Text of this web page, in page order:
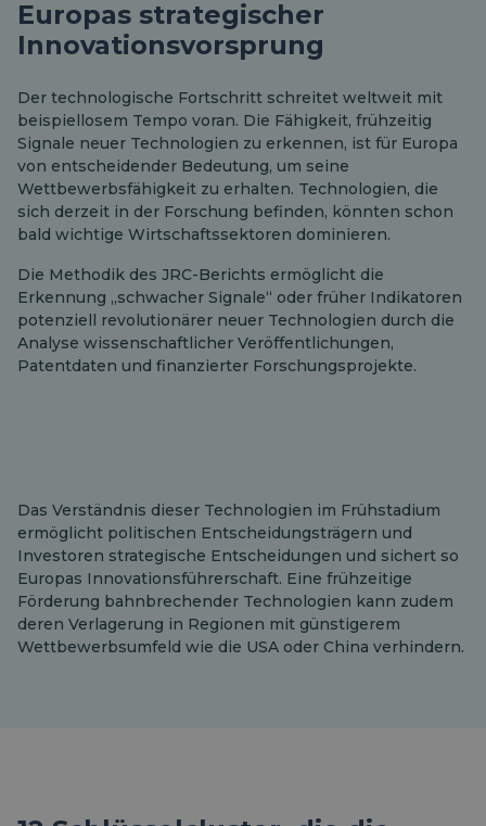
Europas strategischer
Innovationsvorsprung
Der technologische Fortschritt schreitet weltweit mit
beispiellosem Tempo voran. Die Fähigkeit, frühzeitig
Signale neuer Technologien zu erkennen, ist für Europa
von entscheidender Bedeutung, um seine
Wettbewerbsfähigkeit zu erhalten. Technologien, die
sich derzeit in der Forschung befinden, könnten schon
bald wichtige Wirtschaftssektoren dominieren.
Die Methodik des JRC-Berichts ermöglicht die
Erkennung „schwacher Signale“ oder früher Indikatoren
potenziell revolutionärer neuer Technologien durch die
Analyse wissenschaftlicher Veröffentlichungen,
Patentdaten und finanzierter Forschungsprojekte.
Das Verständnis dieser Technologien im Frühstadium
ermöglicht politischen Entscheidungsträgern und
Investoren strategische Entscheidungen und sichert so
Europas Innovationsführerschaft. Eine frühzeitige
Förderung bahnbrechender Technologien kann zudem
deren Verlagerung in Regionen mit günstigerem
Wettbewerbsumfeld wie die USA oder China verhindern.